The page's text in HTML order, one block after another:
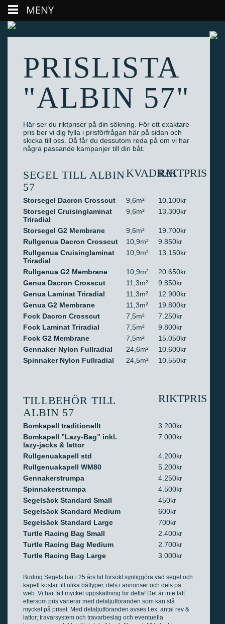
PRISLISTA
"ALBIN 57"
Här ser du riktpriser på din sökning. För ett exaktare
pris ber vi dig fylla i prisförfrågan här på sidan och
skicka till oss. Då får du dessutom reda på om vi har
några passande kampanjer till din båt.
SEGEL TILL ALBIN
57
KVADRATRIKTPRIS
Storsegel Dacron Crosscut 9,6m²
10.100kr
Storsegel Cruisinglaminat
Triradial
9,6m² 13.300kr
Storsegel G2 Membrane 9,6m²
19.700kr
Rullgenua Dacron Crosscut
10,9m²
9.850kr
Rullgenua Cruisinglaminat
Triradial
10,9m² 13.150kr
Rullgenua G2 Membrane 10,9m²
20.650kr
Genua Dacron Crosscut
11,3m²
9.850kr
Genua Laminat Triradial
11,3m²
12.900kr
Genua G2 Membrane
11,3m²
19.800kr
Fock Dacron Crosscut
7,5m²
7.250kr
Fock Laminat Triradial
7,5m²
9.800kr
Fock G2 Membrane
7,5m²
15.050kr
Gennaker Nylon Fullradial
24,6m²
10.600kr
Spinnaker Nylon Fullradial
24,5m² 10.550kr
TILLBEHÖR TILL
ALBIN 57
RIKTPRIS
Bomkapell traditionellt
3.200kr
Bomkapell ”Lazy-Bag” inkl.
lazy-jacks & lattor
7.000kr
Rullgenuakapell std
4.200kr
Rullgenuakapell WM80
5.200kr
Gennakerstrumpa
4.250kr
Spinnakerstrumpa
4.500kr
Segelsäck Standard Small
450kr
Segelsäck Standard Medium
600kr
Segelsäck Standard Large
700kr
Turtle Racing Bag Small
2.400kr
Turtle Racing Bag Medium
2.700kr
Turtle Racing Bag Large
3.000kr
Boding Segels har i 25 års tid försökt synliggöra vad segel och
kapell kostar till olika båttyper, dels i annonser och dels på
web. Vi har fått mycket uppskattning för detta! Det är inte lätt
eftersom pris varierar med detaljutföranden som kan slå
mycket på priset. Med detaljutföranden avses t.ex. antal rev &
lattor; travarsystem och travarbeslag och eventuella
MENY